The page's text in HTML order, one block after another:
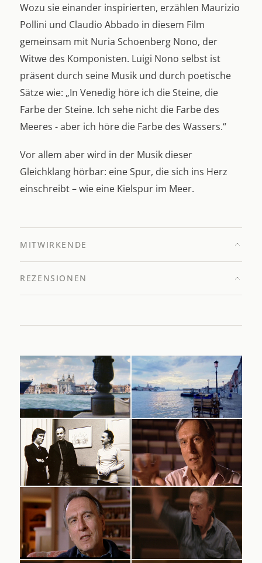
Wozu sie einander inspirierten, erzählen Maurizio
Pollini und Claudio Abbado in diesem Film
gemeinsam mit Nuria Schoenberg Nono, der
Witwe des Komponisten. Luigi Nono selbst ist
präsent durch seine Musik und durch poetische
Sätze wie: „In Venedig höre ich die Steine, die
Farbe der Steine. Ich sehe nicht die Farbe des
Meeres - aber ich höre die Farbe des Wassers.“
Vor allem aber wird in der Musik dieser
Gleichklang hörbar: eine Spur, die sich ins Herz
einschreibt – wie eine Kielspur im Meer.
MITWIRKENDE
REZENSIONEN